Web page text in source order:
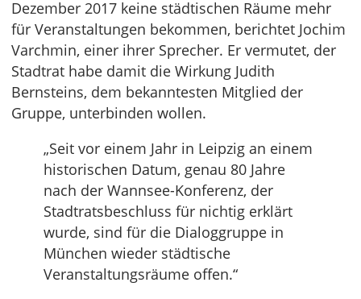
Dezember 2017 keine städtischen Räume mehr
für Veranstaltungen bekommen, berichtet Jochim
Varchmin, einer ihrer Sprecher. Er vermutet, der
Stadtrat habe damit die Wirkung Judith
Bernsteins, dem bekanntesten Mitglied der
Gruppe, unterbinden wollen.
„Seit vor einem Jahr in Leipzig an einem
historischen Datum, genau 80 Jahre
nach der Wannsee-Konferenz, der
Stadtratsbeschluss für nichtig erklärt
wurde, sind für die Dialoggruppe in
München wieder städtische
Veranstaltungsräume offen.“